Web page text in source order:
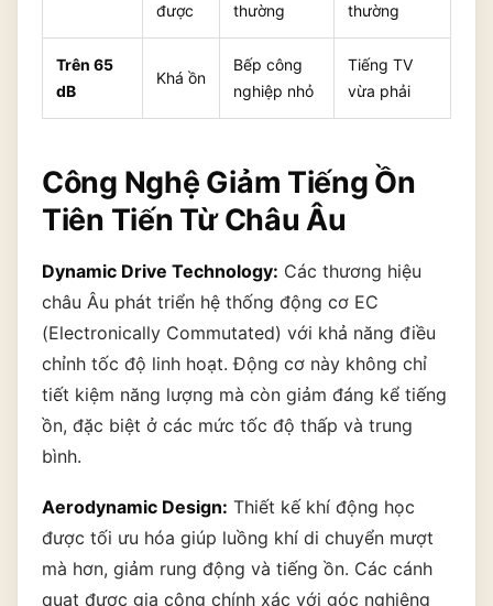
được
thường
thường
Trên 65
dB
Khá ồn
Bếp công
nghiệp nhỏ
Tiếng TV
vừa phải
Công Nghệ Giảm Tiếng Ồn
Tiên Tiến Từ Châu Âu
Dynamic Drive Technology: Các thương hiệu
châu Âu phát triển hệ thống động cơ EC
(Electronically Commutated) với khả năng điều
chỉnh tốc độ linh hoạt. Động cơ này không chỉ
tiết kiệm năng lượng mà còn giảm đáng kể tiếng
ồn, đặc biệt ở các mức tốc độ thấp và trung
bình.
Aerodynamic Design: Thiết kế khí động học
được tối ưu hóa giúp luồng khí di chuyển mượt
mà hơn, giảm rung động và tiếng ồn. Các cánh
quạt được gia công chính xác với góc nghiêng